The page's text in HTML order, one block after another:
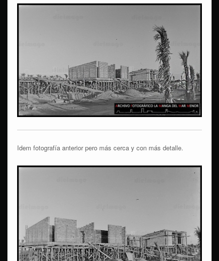
Idem fotografía anterior pero más cerca y con más detalle.